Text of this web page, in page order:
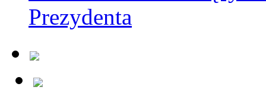
Prezydenta